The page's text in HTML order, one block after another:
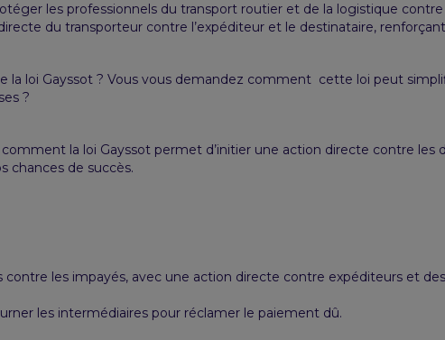
les professionnels du transport routier et de la logistique contre
du transporteur contre l’expéditeur et le destinataire,
la loi Gayssot ? Vous vous demandez comment cette loi peut
?
la loi Gayssot permet d’initier une action directe contre
chances de succès.
contre les impayés, avec une action directe contre expéditeurs et
les intermédiaires pour réclamer le paiement dû.